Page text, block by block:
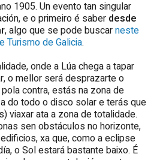
1905. Un evento tan singular
e o primeiro é saber desde
, algo que se pode buscarneste
Turismo de Galicia.
onde a Lúa chega a tapar
o mellor será desprazarte o
contra, estás na zona de
do todo o disco solar e terás que
viaxar ata a zona de totalidade.
sen obstáculos no horizonte,
xa que, como a eclipse
o Sol estará bastante baixo. É